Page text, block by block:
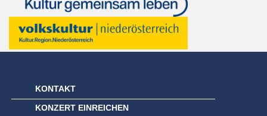
KONTAKT
KONZERT EINREICHEN